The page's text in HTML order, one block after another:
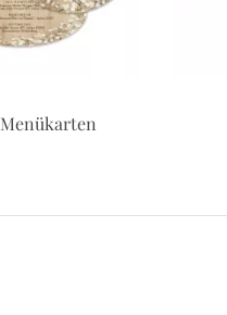
Menükarten